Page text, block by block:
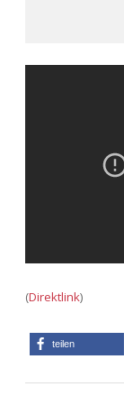
(Direktlink)
teilen